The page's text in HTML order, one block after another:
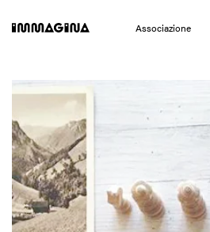
Immagina Festival 2026 Associazione